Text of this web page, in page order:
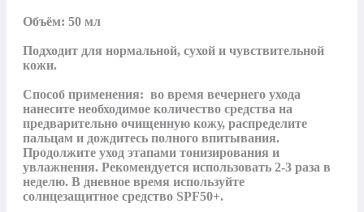
Объём: 50 мл
Подходит для нормальной, сухой и чувствительной
кожи.
Способ применения:  во время вечернего ухода
нанесите необходимое количество средства на
предварительно очищенную кожу, распределите
пальцам и дождитесь полного впитывания.
Продолжите уход этапами тонизирования и
увлажнения. Рекомендуется использовать 2-3 раза в
неделю. В дневное время используйте
солнцезащитное средство SPF50+.